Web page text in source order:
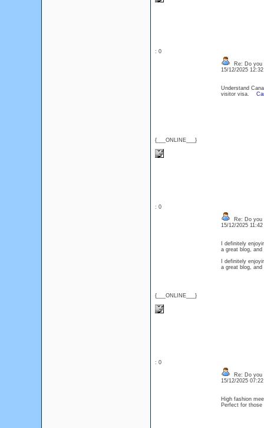
: 0
{___ONLINE___}
Re: Do you
15/12/2025
Understand
visitor visa.
: 0
{___ONLINE___}
Re: Do you
15/12/2025
I definitely
a great blog,
I definitely
a great blog,
: 0
Re: Do you
15/12/2025
High fashion
Perfect for